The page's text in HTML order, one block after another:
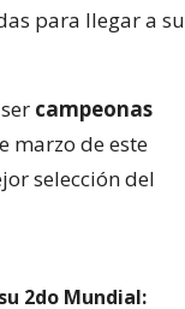
para llegar a su
campeonas
marzo de este
selección del
2do Mundial: